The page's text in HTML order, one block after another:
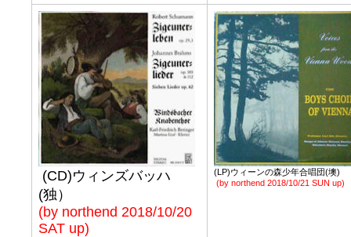
(CD)ウィンズバッハ
(独）
(by northend 2018/10/20
SAT up)
(LP)ウィーンの森少年合唱団(墺)
(by northend 2018/10/21 SUN up)